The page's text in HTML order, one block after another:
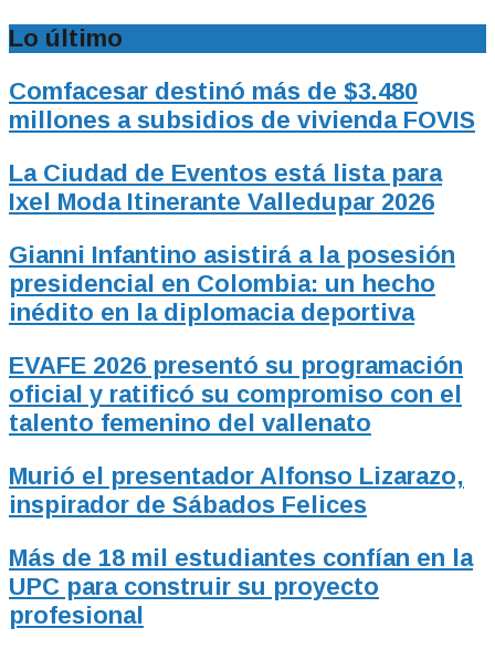
Lo último
Comfacesar destinó más de $3.480
millones a subsidios de vivienda FOVIS
La Ciudad de Eventos está lista para
Ixel Moda Itinerante Valledupar 2026
Gianni Infantino asistirá a la posesión
presidencial en Colombia: un hecho
inédito en la diplomacia deportiva
EVAFE 2026 presentó su programación
oficial y ratificó su compromiso con el
talento femenino del vallenato
Murió el presentador Alfonso Lizarazo,
inspirador de Sábados Felices
Más de 18 mil estudiantes confían en la
UPC para construir su proyecto
profesional